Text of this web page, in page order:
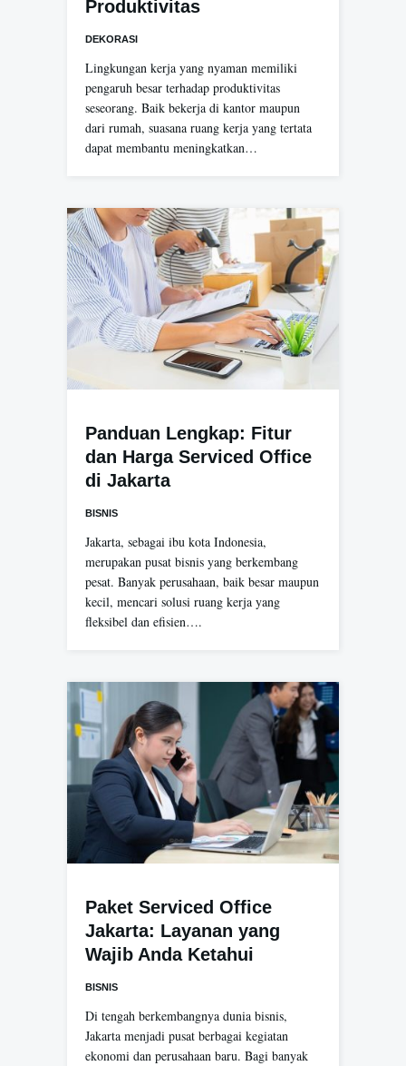
Produktivitas
DEKORASI
Lingkungan kerja yang nyaman memiliki
pengaruh besar terhadap produktivitas
seseorang. Baik bekerja di kantor maupun
dari rumah, suasana ruang kerja yang tertata
dapat membantu meningkatkan…
Panduan Lengkap: Fitur
dan Harga Serviced Office
di Jakarta
BISNIS
Jakarta, sebagai ibu kota Indonesia,
merupakan pusat bisnis yang berkembang
pesat. Banyak perusahaan, baik besar maupun
kecil, mencari solusi ruang kerja yang
fleksibel dan efisien….
Paket Serviced Office
Jakarta: Layanan yang
Wajib Anda Ketahui
BISNIS
Di tengah berkembangnya dunia bisnis,
Jakarta menjadi pusat berbagai kegiatan
ekonomi dan perusahaan baru. Bagi banyak